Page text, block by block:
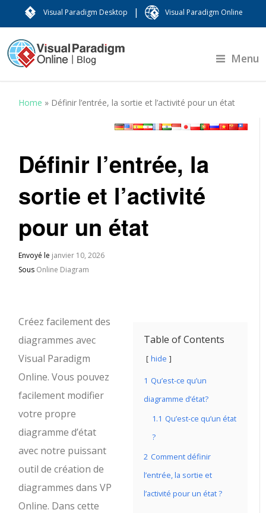
Visual Paradigm Desktop | Visual Paradigm Online
Menu
Home » Définir l’entrée, la sortie et l’activité pour un état
Définir l’entrée, la
sortie et l’activité
pour un état
Envoyé le janvier 10, 2026
Sous Online Diagram
Table of Contents
hide
1 Qu’est-ce qu’un
diagramme d’état?
1.1 Qu’est-ce qu’un état
?
2 Comment définir
l’entrée, la sortie et
l’activité pour un état ?
Créez facilement des
diagrammes avec
Visual Paradigm
Online. Vous pouvez
facilement modifier
votre propre
diagramme d’état
avec notre puissant
outil de création de
diagrammes dans VP
Online. Dans cette